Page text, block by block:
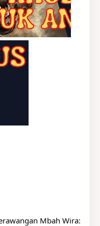
Mbah Wira: